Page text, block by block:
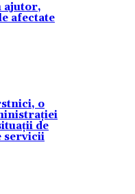
ajutor,
afectate
o
de
servicii